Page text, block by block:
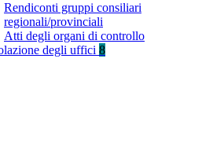
Rendiconti gruppi consiliari
regionali/provinciali
Atti degli organi di controllo
degli uffici 8